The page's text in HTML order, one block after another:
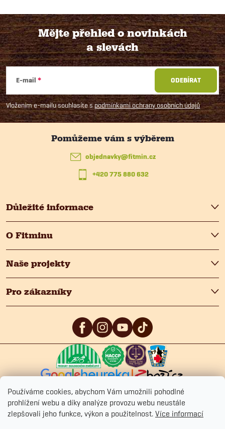
Používáme cookies, abychom Vám umožnili pohodlné
prohlížení webu a díky analýze provozu webu neustále
zlepšovali jeho funkce, výkon a použitelnost. Více informací
Z
á
p
Mějte přehled o novinkách
a slevách
E-mail
Vložením e-mailu souhlasíte spodmínkami ochrany osobních údajů
ODEBÍRAT
Důležité informace
O Fitminu
Naše projekty
Pro zákazníky
objednavky@fitmin.cz
+420 775 880 632
5 4.9 /5 4.9